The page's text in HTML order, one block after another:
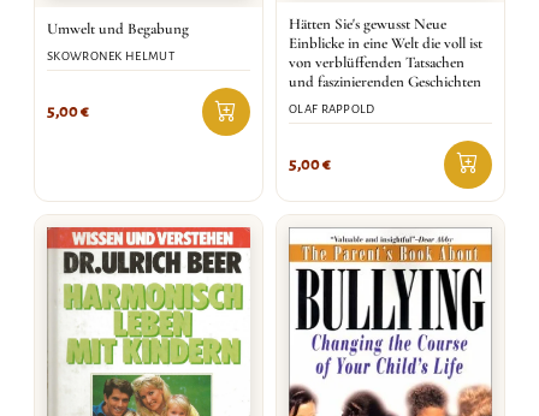
Umwelt und Begabung
SKOWRONEK HELMUT
5,00€
Hätten Sie's gewusst Neue
Einblicke in eine Welt die voll ist
von verblüffenden Tatsachen
und faszinierenden Geschichten
OLAF RAPPOLD
5,00€